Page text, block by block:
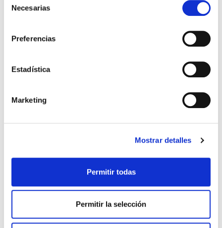
Necesarias
Preferencias
Estadística
Marketing
Mostrar detalles
Permitir todas
Permitir la selección
4€ DTO. EN CADA UNIDAD
PVP RECOMENDADO. 34.04€
HELIOCARE GEL 360º OIL-FREE SPF50